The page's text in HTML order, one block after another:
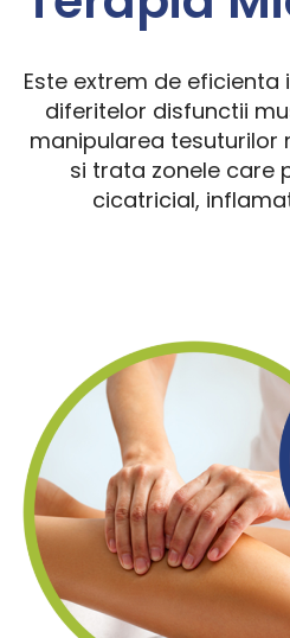
Este extrem de
diferitelor disfunctii
manipularea tesuturilor
si trata zonele care
cicatricial,